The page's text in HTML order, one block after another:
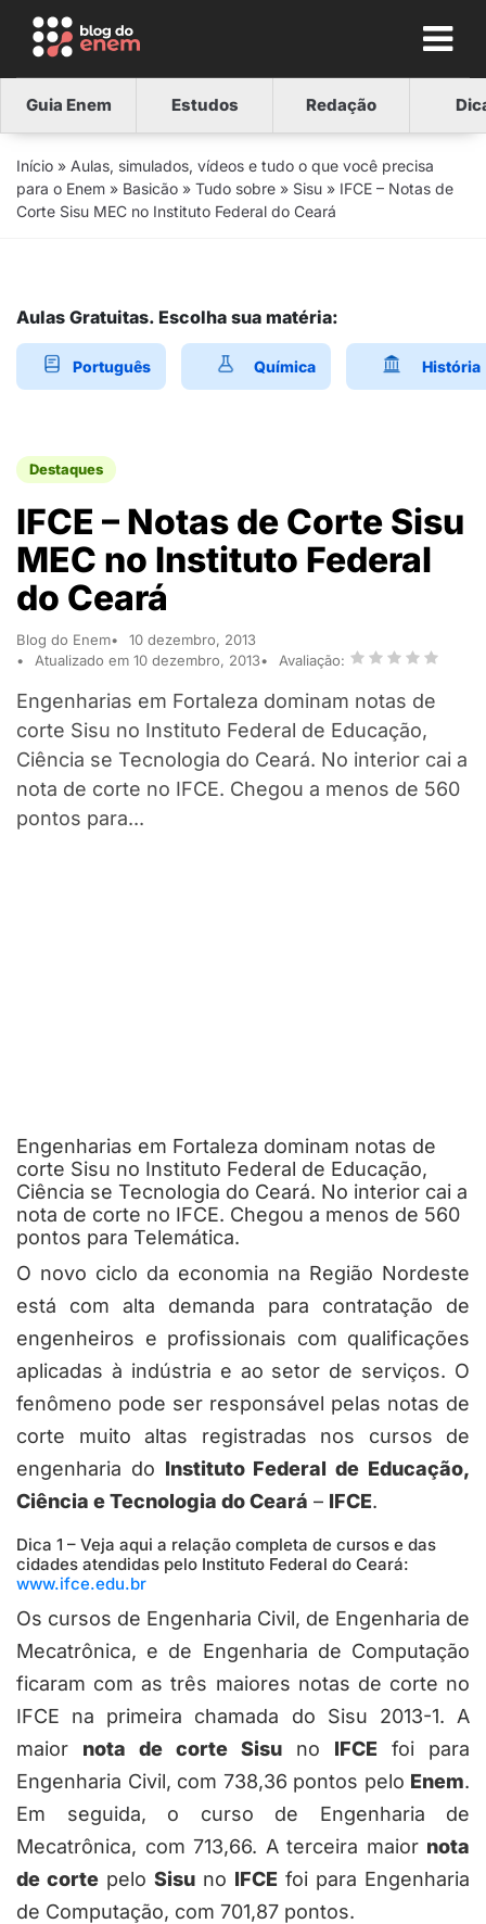
Guia Enem Estudos Redação
Início » Aulas, simulados, vídeos e tudo o que você precisa
para o Enem » Basicão » Tudo sobre » Sisu » IFCE – Notas de
Corte Sisu MEC no Instituto Federal do Ceará
Aulas Gratuitas. Escolha sua matéria:
Português Química História
Destaques
IFCE – Notas de Corte Sisu
MEC no Instituto Federal
do Ceará
Blog do Enem
10 dezembro, 2013
Atualizado em 10 dezembro, 2013
Avaliação:
Engenharias em Fortaleza dominam notas de
corte Sisu no Instituto Federal de Educação,
Ciência se Tecnologia do Ceará. No interior cai a
nota de corte no IFCE. Chegou a menos de 560
pontos para...
Engenharias em Fortaleza dominam notas de
corte Sisu no Instituto Federal de Educação,
Ciência se Tecnologia do Ceará. No interior cai a
nota de corte no IFCE. Chegou a menos de 560
pontos para Telemática.
O novo ciclo da economia na Região Nordeste
está com alta demanda para contratação de
engenheiros e profissionais com qualificações
aplicadas à indústria e ao setor de serviços. O
fenômeno pode ser responsável pelas notas de
corte muito altas registradas nos cursos de
engenharia do Instituto Federal de Educação,
Ciência e Tecnologia do Ceará – IFCE.
Dica 1 – Veja aqui a relação completa de cursos e das
cidades atendidas pelo Instituto Federal do Ceará:
www.ifce.edu.br
Os cursos de Engenharia Civil, de Engenharia de
Mecatrônica, e de Engenharia de Computação
ficaram com as três maiores notas de corte no
IFCE na primeira chamada do Sisu 2013-1. A
maior nota de corte Sisu no IFCE foi para
Engenharia Civil, com 738,36 pontos pelo Enem.
Em seguida, o curso de Engenharia de
Mecatrônica, com 713,66. A terceira maior nota
de corte pelo Sisu no IFCE foi para Engenharia
de Computação, com 701,87 pontos.